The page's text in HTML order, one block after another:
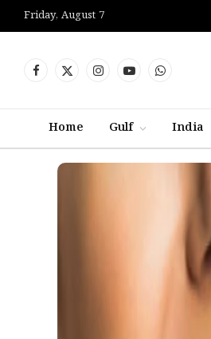
Friday, August 7
Facebook
X
InstagramYouTubeWhatsApp
Home Gulf India